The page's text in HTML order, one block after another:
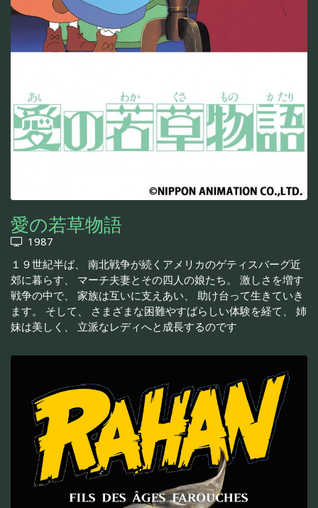
愛の若草物語
1987
１９世紀半ば、 南北戦争が続くアメリカのゲティスバーグ近
郊に暮らす、 マーチ夫妻とその四人の娘たち。 激しさを増す
戦争の中で、 家族は互いに支えあい、 助け台って生きていき
ます。 そして、 さまざまな困難やすばらしい体験を経て、 姉
妹は美しく、 立派なレディへと成長するのです